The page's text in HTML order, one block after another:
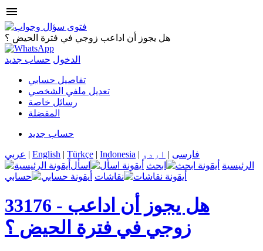
menu
هل يجوز أن اداعب زوجي في فترة الحيض ؟
الدخول حساب جديد
تفاصيل حسابي
تعديل ملفي الشخصي
رسائل خاصة
المفضلة
حساب جديد
عربي | English | Türkçe | Indonesia | فارسی | اردو
الرئيسية
ابحث
اسأل
نقاشات
حسابي
33176 - هل يجوز أن اداعب
زوجي في فترة الحيض ؟